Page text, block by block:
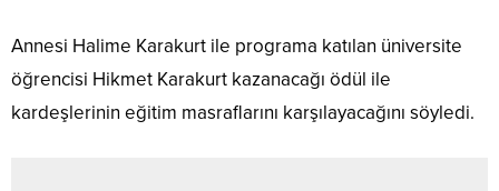
Annesi Halime Karakurt ile programa katılan üniversite
öğrencisi Hikmet Karakurt kazanacağı ödül ile
kardeşlerinin eğitim masraflarını karşılayacağını söyledi.